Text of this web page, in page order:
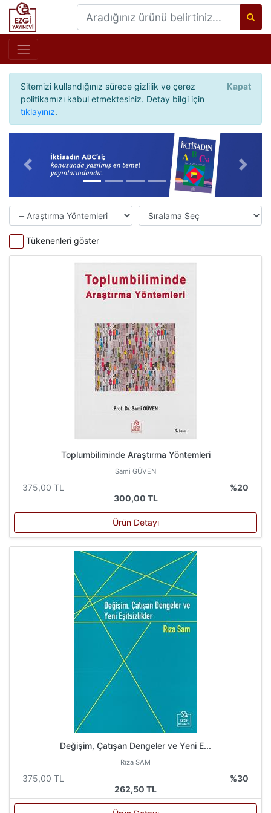
Sitemizi kullandığınız sürece gizlilik ve çerez
politikamızı kabul etmektesiniz. Detay bilgi için
tıklayınız.
Kapat
Önceki
Tükenenleri göster
Toplumbiliminde Araştırma Yöntemleri
Sami GÜVEN
375,00 TL
%20
300,00 TL
Ürün Detayı
Değişim, Çatışan Dengeler ve Yeni E...
Rıza SAM
375,00 TL
%30
262,50 TL